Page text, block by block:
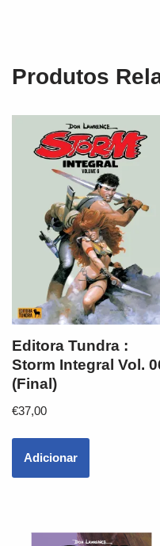
Produtos
Editora Tundra :
Storm Integral Vol.
(Final)
€37,00
Adicionar